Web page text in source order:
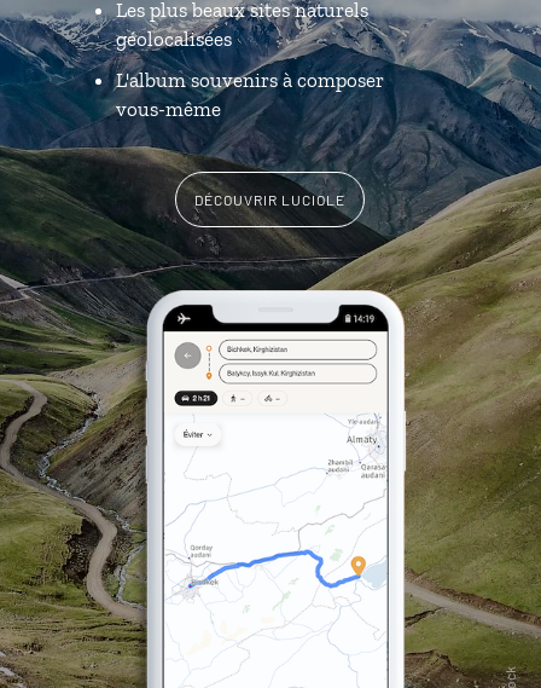
Les plus beaux sites naturels
géolocalisées
L'album souvenirs à composer
vous-même
DÉCOUVRIR LUCIOLE